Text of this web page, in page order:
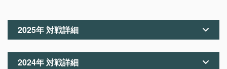
2025年 対戦詳細
2024年 対戦詳細